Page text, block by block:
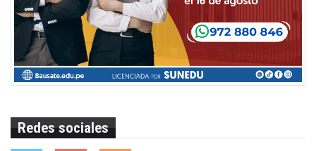
Redes sociales